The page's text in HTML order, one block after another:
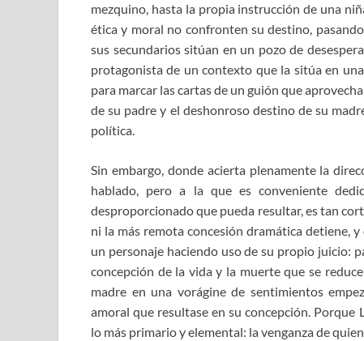
mezquino, hasta la propia instrucción de una
ética y moral no confronten su destino,
sus secundarios sitúan en un pozo de
protagonista de un contexto que la sitúa en
para marcar las cartas de un guión que
de su padre y el deshonroso destino de su
política.
Sin embargo, donde acierta plenamente la
hablado, pero a la que es conveniente
desproporcionado que pueda resultar, es tan
ni la más remota concesión dramática detiene,
un personaje haciendo uso de su propio juicio:
concepción de la vida y la muerte que se
madre en una vorágine de sentimientos
amoral que resultase en su concepción.
lo más primario y elemental: la venganza de